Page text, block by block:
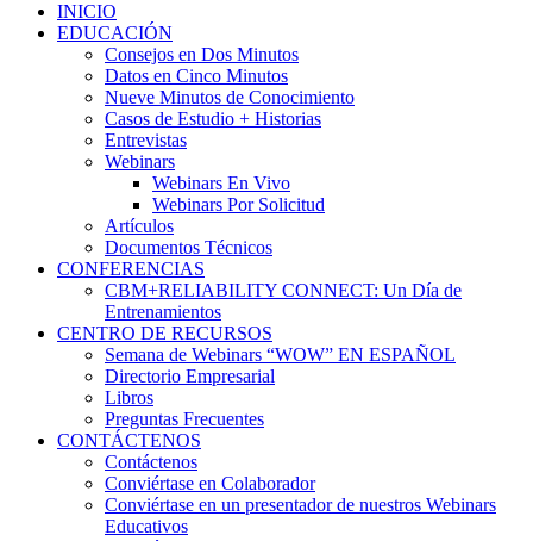
INICIO
EDUCACIÓN
Consejos en Dos Minutos
Datos en Cinco Minutos
Nueve Minutos de Conocimiento
Casos de Estudio + Historias
Entrevistas
Webinars
Webinars En Vivo
Webinars Por Solicitud
Artículos
Documentos Técnicos
CONFERENCIAS
CBM+RELIABILITY CONNECT: Un Día de
Entrenamientos
CENTRO DE RECURSOS
Semana de Webinars “WOW” EN ESPAÑOL
Directorio Empresarial
Libros
Preguntas Frecuentes
CONTÁCTENOS
Contáctenos
Conviértase en Colaborador
Conviértase en un presentador de nuestros Webinars
Educativos